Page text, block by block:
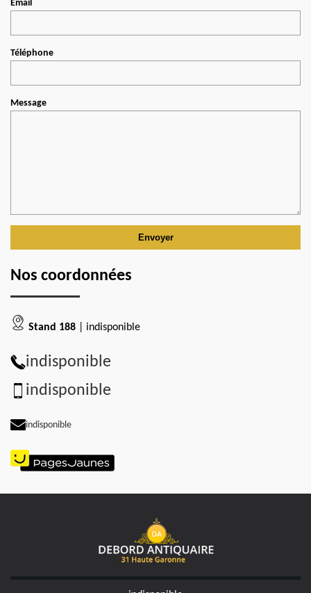
Email
Téléphone
Message
Nos coordonnées
Stand 188 | indisponible
indisponible
indisponible
indisponible